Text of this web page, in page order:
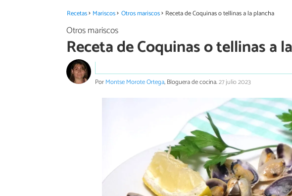
Recetas Mariscos Otros mariscos Receta de Coquinas o tellinas a la plancha
Otros mariscos
Receta de Coquinas o tellinas a
PorMontse Morote Ortega, Bloguera de cocina.27 julio 2023